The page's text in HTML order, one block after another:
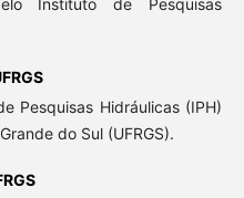
Pesquisas Hidráulicas (IPH)
do Sul (UFRGS).